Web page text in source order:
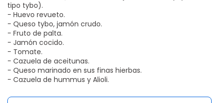
tipo tybo).
- Huevo revueto.
- Queso tybo, jamón crudo.
- Fruto de palta.
- Jamón cocido.
- Tomate.
- Cazuela de aceitunas.
- Queso marinado en sus finas hierbas.
- Cazuela de hummus y Alioli.